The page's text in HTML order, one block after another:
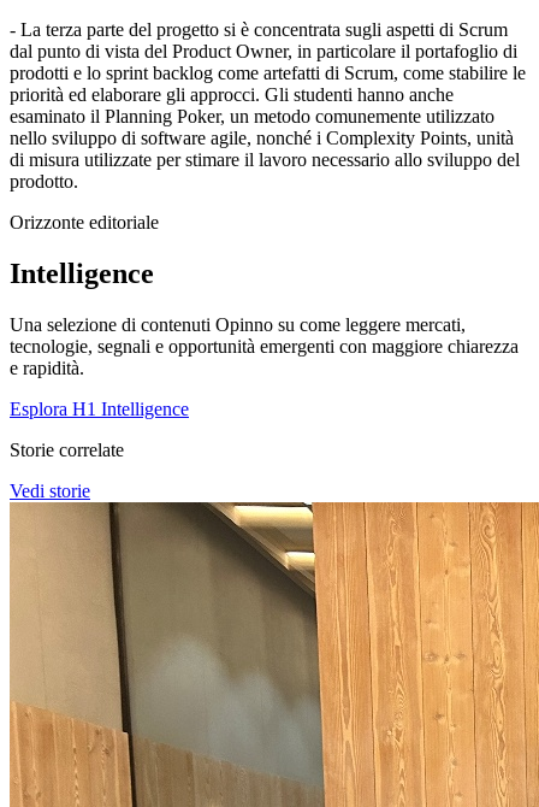
- La terza parte del progetto si è concentrata sugli aspetti di Scrum
dal punto di vista del Product Owner, in particolare il portafoglio di
prodotti e lo sprint backlog come artefatti di Scrum, come stabilire le
priorità ed elaborare gli approcci. Gli studenti hanno anche
esaminato il Planning Poker, un metodo comunemente utilizzato
nello sviluppo di software agile, nonché i Complexity Points, unità
di misura utilizzate per stimare il lavoro necessario allo sviluppo del
prodotto.
Orizzonte editoriale
Intelligence
Una selezione di contenuti Opinno su come leggere mercati,
tecnologie, segnali e opportunità emergenti con maggiore chiarezza
e rapidità.
Esplora H1 Intelligence
Storie correlate
Vedi storie